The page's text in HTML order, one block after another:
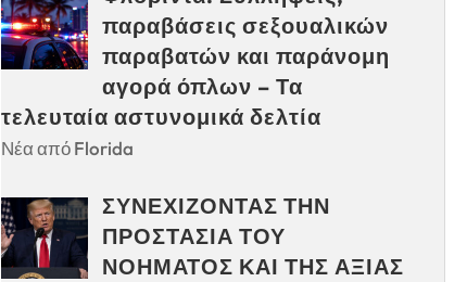
παραβάσεις σεξουαλικών
παραβατών και παράνομη
αγορά όπλων – Τα
τελευταία αστυνομικά δελτία
Νέα από Florida
ΣΥΝΕΧΙΖΟΝΤΑΣ ΤΗΝ
ΠΡΟΣΤΑΣΙΑ ΤΟΥ
ΝΟΗΜΑΤΟΣ ΚΑΙ ΤΗΣ ΑΞΙΑΣ